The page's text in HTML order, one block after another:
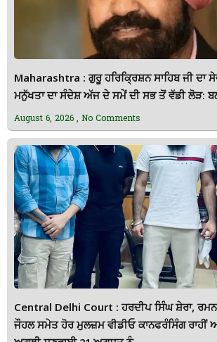
Maharashtra : ਗੁਰੂ ਹਰਿਕ੍ਰਿਸ਼ਨ ਸਾਹਿਬ ਜੀ ਦਾ
ਮਨੁੱਖਤਾ ਦਾ ਸੰਦੇਸ਼ ਅੱਜ ਦੇ ਸਮੇਂ ਦੀ ਸਭ ਤੋਂ ਵੱਡੀ ਲੋੜ:
August 6, 2026 No Comments
Central Delhi Court : ਹਰਦੀਪ ਸਿੰਘ ਸ਼ੇਰਾ,
ਜੌਹਲ ਸਮੇਤ ਹੋਰ ਮੁਲਜ਼ਮ ਵੀਡੀਓ ਕਾਨਫਰੰਸਿੰਗ ਰਾਹੀਂ